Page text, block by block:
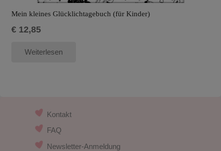
Mein kleines Glücklichtagebuch (für Kinder)
€12,85
Weiterlesen
Kontakt
FAQ
Newsletter-Anmeldung